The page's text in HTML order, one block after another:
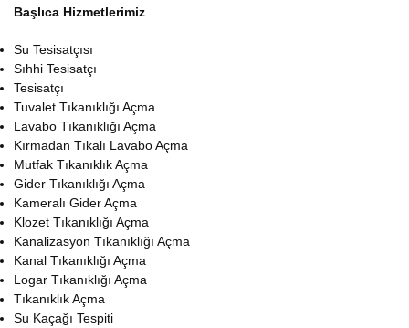
Başlıca Hizmetlerimiz
Su Tesisatçısı
Sıhhi Tesisatçı
Tesisatçı
Tuvalet Tıkanıklığı Açma
Lavabo Tıkanıklığı Açma
Kırmadan Tıkalı Lavabo Açma
Mutfak Tıkanıklık Açma
Gider Tıkanıklığı Açma
Kameralı Gider Açma
Klozet Tıkanıklığı Açma
Kanalizasyon Tıkanıklığı Açma
Kanal Tıkanıklığı Açma
Logar Tıkanıklığı Açma
Tıkanıklık Açma
Su Kaçağı Tespiti